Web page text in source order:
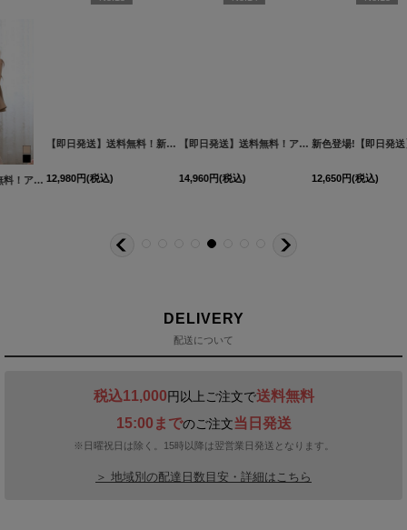
260706-1
[3740SBdzmvSK-260721-1 [3761SBdzquAGO-260706-2]
ズ/2カラー】[OF01]【SB】IA
【即日発送】送料無料！新色登場！ビジューキャミソールミニドレス/キャバドレス 【XS-Mサイズ / 10カラー】[OF03-X] 【YN】dzw
12,980 (税込)
【即日発送】送料無料！アメスリ/ビジュー/シアー/シフォン/チュール/ティアード/フレア/ミニドレス/キャバドレス【XS-Mサイズ/2カラー】[OF03]【YN】dzwuBF
(税込)
新色登場!【即日発送】送料無料!バックレースアップ/リボン/キャミソール/フレア/ミニドレス/キャバドレス【XS-Sサイズ/3カラー】[OF03]【YN】dzjvBF【一部予約商品/9月上旬発送予定】
(税込)
DELIVERY
配送について
税込11,000円以上ご注文で送料無料
15:00までのご注文当日発送
※日曜祝日は除く。15時以降は翌営業日発送となります。
＞ 地域別の配達日数目安・詳細はこちら